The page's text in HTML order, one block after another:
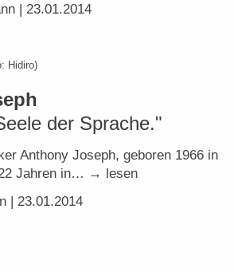
| 23.01.2014
der Sprache."
Anthony Joseph, geboren 1966 in
Jahren in… → lesen
| 23.01.2014